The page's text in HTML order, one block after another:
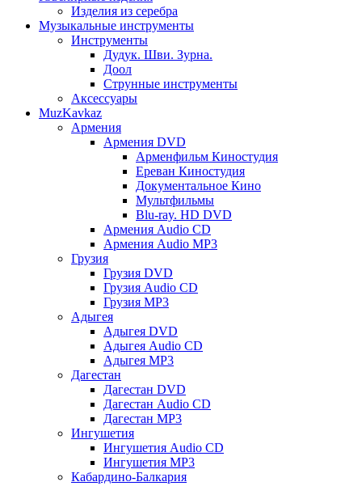
Изделия из серебра
Музыкальные инструменты
Инструменты
Дудук. Шви. Зурна.
Доол
Струнные инструменты
Аксессуары
MuzKavkaz
Армения
Армения DVD
Арменфильм Киностудия
Ереван Киностудия
Документальное Кино
Мультфильмы
Blu-ray. HD DVD
Армения Audio CD
Армения Audio MP3
Грузия
Грузия DVD
Грузия Audio CD
Грузия MP3
Адыгея
Адыгея DVD
Адыгея Audio CD
Адыгея MP3
Дагестан
Дагестан DVD
Дагестан Audio CD
Дагестан MP3
Ингушетия
Ингушетия Audio CD
Ингушетия MP3
Кабардино-Балкария